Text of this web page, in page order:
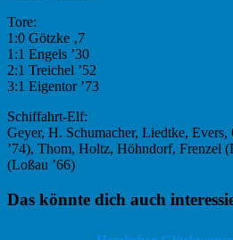
Tore:
1:0 Götzke ‚7
1:1 Engels ’30
2:1 Treichel ’52
3:1 Eigentor ’73
Schiffahrt-Elf:
Geyer, H. Schumacher, Liedtke,
’74), Thom, Holtz, Höhndorf, Frenzel
(Loßau ’66)
Haupt-
Das könnte dich auch